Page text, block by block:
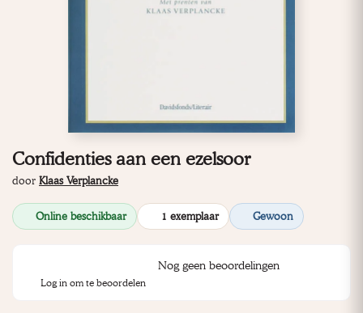
Confidenties aan een ezelsoor
door Klaas Verplancke
Online beschikbaar 1 exemplaar Gewoon
Nog geen beoordelingen
Log in om te beoordelen